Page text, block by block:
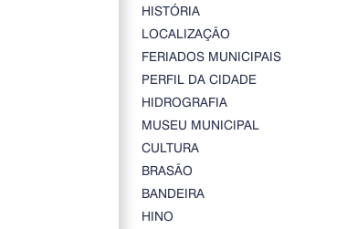
HISTÓRIA
LOCALIZAÇÃO
FERIADOS MUNICIPAIS
PERFIL DA CIDADE
HIDROGRAFIA
MUSEU MUNICIPAL
CULTURA
BRASÃO
BANDEIRA
HINO